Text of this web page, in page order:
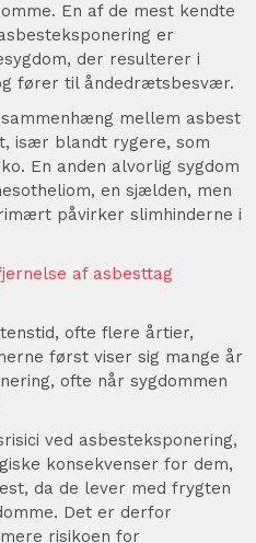
En af de mest kendte
er
der resulterer i
fører til åndedrætsbesvær.
mellem asbest
især blandt rygere, som
En anden alvorlig sygdom
en sjælden, men
påvirker slimhinderne i
af asbesttag
ofte flere årtier,
først viser sig mange år
ofte når sygdommen
ved asbesteksponering,
konsekvenser for dem,
da de lever med frygten
Det er derfor
risikoen for